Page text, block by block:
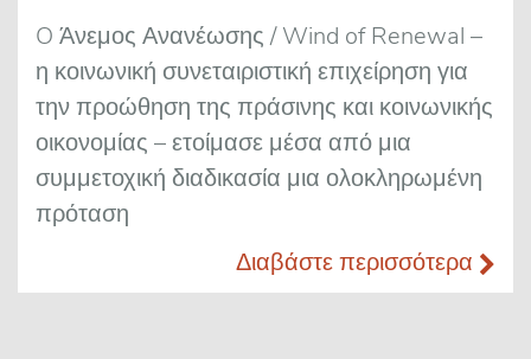
O Άνεμος Ανανέωσης / Wind of Renewal –
η κοινωνική συνεταιριστική επιχείρηση για
την προώθηση της πράσινης και κοινωνικής
οικονομίας – ετοίμασε μέσα από μια
συμμετοχική διαδικασία μια ολοκληρωμένη
πρόταση
Διαβάστε περισσότερα